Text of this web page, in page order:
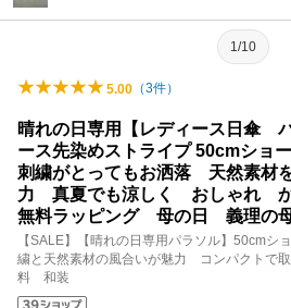
1/10
5.00 （3件）
晴れの日専用【レディース日傘
ース先染めストライプ 50cmショ
刺繍がとってもお洒落 天然素材
力 真夏でも涼しく おしゃれ
無料ラッピング 母の日 義理の
【SALE】【晴れの日専用パラソル】50cm
繍と天然素材の風合いが魅力 コンパクトで
料 和装